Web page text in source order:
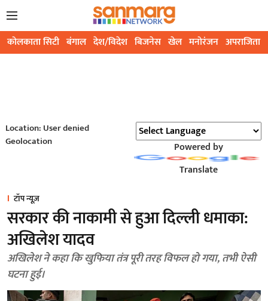
कोलकाता सिटी बंगाल देश/विदेश बिजनेस खेल मनोरंजन अपराजिता
Location: User denied
Geolocation
Powered by
Translate
टॉप न्यूज़
सरकार की नाकामी से हुआ दिल्ली धमाका:
अखिलेश यादव
अखिलेश ने कहा कि खुफिया तंत्र पूरी तरह विफल हो गया, तभी ऐसी
घटना हुई।